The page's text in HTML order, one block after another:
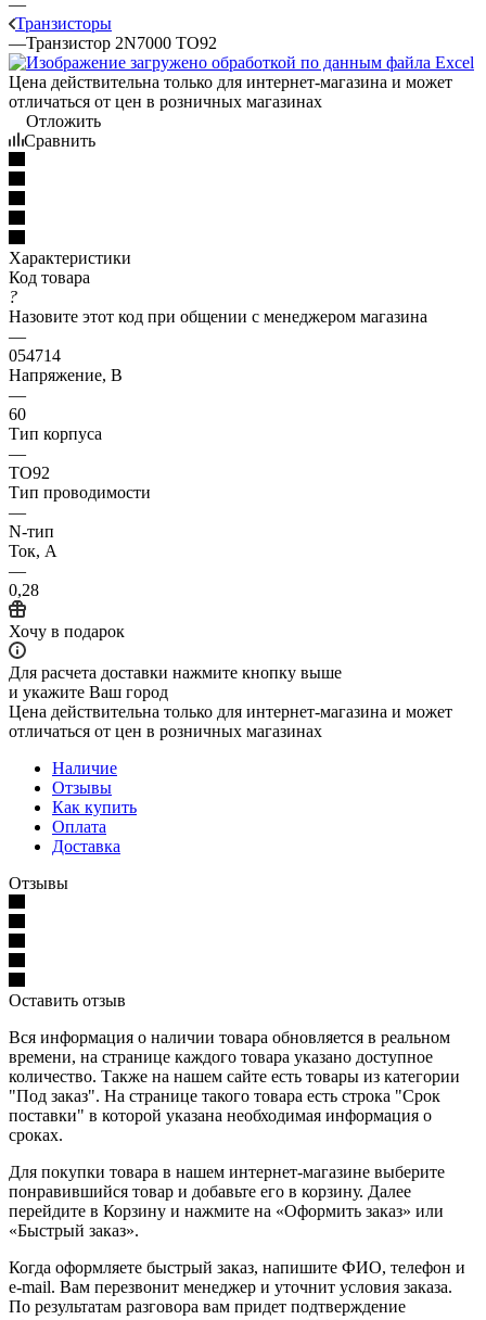
Транзисторы
—Транзистор 2N7000 TO92
Цена действительна только для интернет-магазина и может
отличаться от цен в розничных магазинах
Отложить
Сравнить
Характеристики
Код товара
?
Назовите этот код при общении с менеджером магазина
—
054714
Напряжение, В
—
60
Тип корпуса
—
TO92
Тип проводимости
—
N-тип
Ток, А
—
0,28
Хочу в подарок
Для расчета доставки нажмите кнопку выше
и укажите Ваш город
Цена действительна только для интернет-магазина и может
отличаться от цен в розничных магазинах
Наличие
Отзывы
Как купить
Оплата
Доставка
Отзывы
Оставить отзыв
Вся информация о наличии товара обновляется в реальном
времени, на странице каждого товара указано доступное
количество. Также на нашем сайте есть товары из категории
"Под заказ". На странице такого товара есть строка "Срок
поставки" в которой указана необходимая информация о
сроках.
Для покупки товара в нашем интернет-магазине выберите
понравившийся товар и добавьте его в корзину. Далее
перейдите в Корзину и нажмите на «Оформить заказ» или
«Быстрый заказ».
Когда оформляете быстрый заказ, напишите ФИО, телефон и
e-mail. Вам перезвонит менеджер и уточнит условия заказа.
По результатам разговора вам придет подтверждение